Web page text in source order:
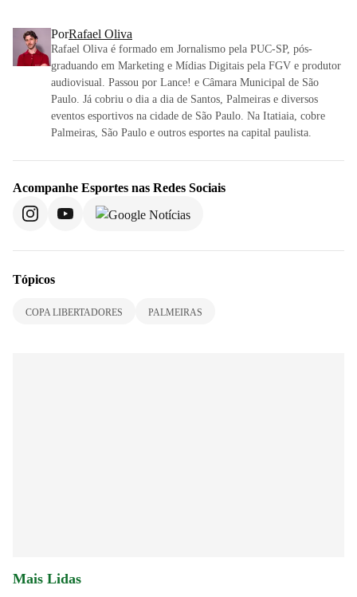
PorRafael Oliva
Rafael Oliva é formado em Jornalismo pela PUC-SP, pós-
graduando em Marketing e Mídias Digitais pela FGV e produtor
audiovisual. Passou por Lance! e Câmara Municipal de São
Paulo. Já cobriu o dia a dia de Santos, Palmeiras e diversos
eventos esportivos na cidade de São Paulo. Na Itatiaia, cobre
Palmeiras, São Paulo e outros esportes na capital paulista.
Acompanhe Esportes nas Redes Sociais
Tópicos
COPA LIBERTADORES PALMEIRAS
Mais Lidas